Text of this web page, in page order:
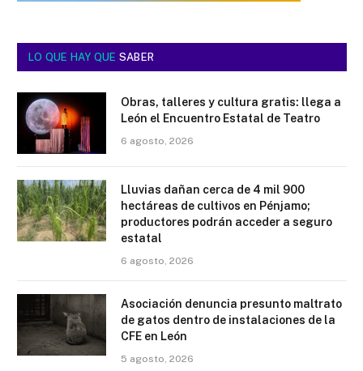
LO QUE HAY QUE SABER
Obras, talleres y cultura gratis: llega a
León el Encuentro Estatal de Teatro
6 agosto, 2026
Lluvias dañan cerca de 4 mil 900
hectáreas de cultivos en Pénjamo;
productores podrán acceder a seguro
estatal
6 agosto, 2026
Asociación denuncia presunto maltrato
de gatos dentro de instalaciones de la
CFE en León
5 agosto, 2026